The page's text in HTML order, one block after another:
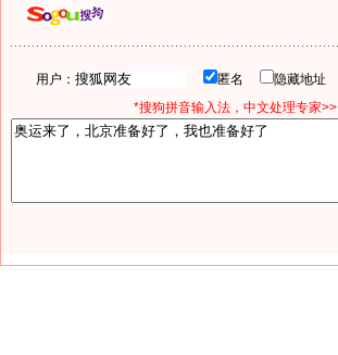
用户： 匿名 隐藏地址
*搜狗拼音输入法，中文处理专家>>